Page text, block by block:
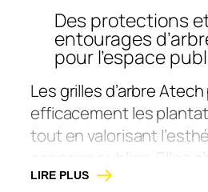
Des protections
entourages
pour l’espace
Les grilles d’arbre
efficacement les
tout en valorisant
espaces publics. Elles
les environnements :
LIRE PLUS